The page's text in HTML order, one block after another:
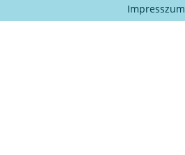
Impresszum